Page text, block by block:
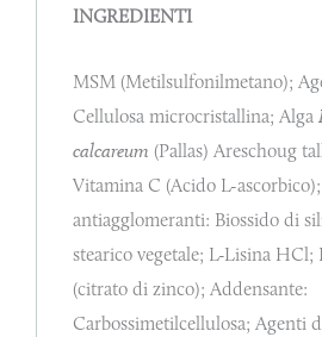
INGREDIENTI
MSM (Metilsulfonilmetano);
Cellulosa microcristallina; Alga
calcareum (Pallas) Areschoug
Vitamina C (Acido L-
antiagglomeranti: Biossido di
stearico vegetale; L-Lisina
(citrato di zinco); Addensante:
Carbossimetilcellulosa; Agenti